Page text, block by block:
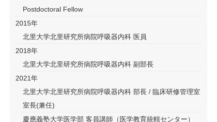
Postdoctoral Fellow
2015年
北里大学北里研究所病院呼吸器内科 医員
2018年
北里大学北里研究所病院呼吸器内科 副部長
2021年
北里大学北里研究所病院呼吸器内科 部長 / 臨床研修管理室
室長(兼任)
慶應義塾大学医学部 客員講師（医学教育統轄センター）